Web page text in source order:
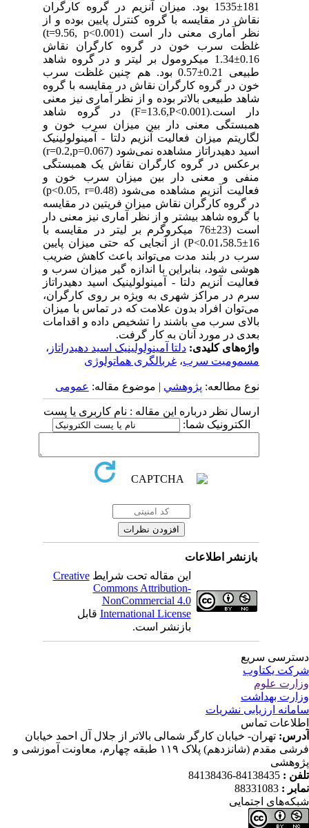
181±1535 بود. میزان آنزیم در گروه کارگران
نقاش در مقایسه با گروه کنترل پایین بوده و از
نظر آماری معنی دار است (t=9.56, p<0.001)
غلظت سرب خون در گروه کارگران نقاش
0.16±1.34 میکرومول بر لیتر و در گروه شاهد
طبیعی 0.21±0.57 بود. هم چنین غلظت سرب
خون در گروه کارگران نقاش در مقایسه با گروه
شاهد طبیعی بالاتر بوده و از نظر آماری نیز معنی
دار است.(F=13.6,P<0.001) در گروه شاهد
همبستگی معنی دار بین میزان سرب خون و
لگاریتم میزان فعالیت آنزیم دلتا - آمینولولینیک
اسید دهیدراتاز مشاهده نمی‌شود (r=0.2,p=0.067)
برعکس در گروه کارگران نقاش یک همبستگی
منفی و معنی دار بین میزان سرب خون و
فعالیت آنزیم مشاهده می‌شود (p<0.05, r=0.48)
در گروه کارگران نقاش میزان فریتین در مقایسه
با گروه شاهد بیشتر و از نظر آماری نیز معنی دار
است (23±76 میکروگرم بر لیتر در مقایسه با
16±58.5،P<0.01) از آنجایی که حتی میزان پایین
سرب در بلند مدت می‌تواند باعث کاهش ضریب
هوشی شود، بنابراین با اندازه‌ گیر میزان سرب و
فعالیت آنزیم دلتا - آمینولولینیک اسید دهیدراتاز
سرم در مراکز شهری به ویژه بر روی کارگران،
می‌توان افراد بدون علامت که در تماس با میزان
بالای سرب می ‌باشند را تشخیص داده و اقدامات
بعدی در مورد آنان به کار گرفت.
واژه‌های کلیدی:دلتا آمینولولینیک اسید دهیدراتاز،
مسمومیت سرب،غربالگری هماتولوژی
نوع مطالعه:پژوهشي| موضوع مقاله:عمومى
ارسال نظر درباره این مقاله : نام کاربری یا پست
الکترونیک شما:
بازنشر اطلاعات
این مقاله تحت شرایطCreative
Commons Attribution-
NonCommercial 4.0
International Licenseقابل
بازنشر است.
سریع
یکتاوب
علوم
بهداشت
ارزیابی نشریات
تماس
تهران- خیابان کارگر شمالی بالاتر از جلال آل احمد خیابان
فرشی مقدم (شانزدهم) پلاک ۱۱۹ طبقه چهارم، معاونت آموزشی و
:
84138435-84138436
:
88331083
اجتمایی